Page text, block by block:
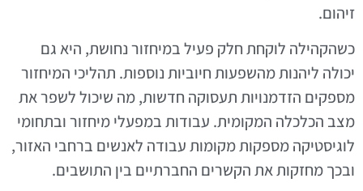
זיהום.
כשהקהילה לוקחת חלק פעיל במיחזור נחושת, היא גם
יכולה ליהנות מהשפעות חיוביות נוספות. תהליכי המיחזור
מספקים הזדמנויות תעסוקה חדשות, מה שיכול לשפר את
מצב הכלכלה המקומית. עבודות במפעלי מיחזור ובתחומי
לוגיסטיקה מספקות מקומות עבודה לאנשים ברחבי האזור,
ובכך מחזקות את הקשרים החברתיים בין התושבים.